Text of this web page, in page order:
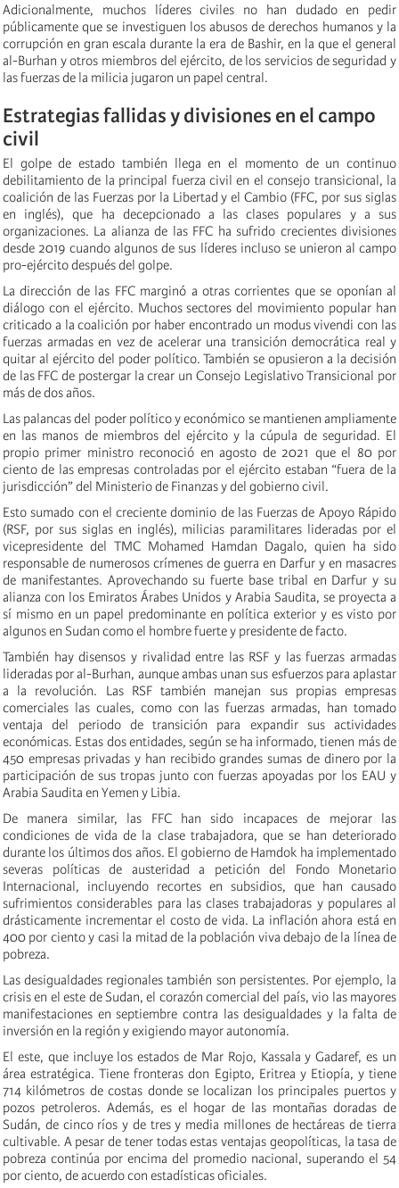
Adicionalmente, muchos líderes civiles no han dudado en pedir
públicamente que se investiguen los abusos de derechos humanos y la
corrupción en gran escala durante la era de Bashir, en la que el general
al-Burhan y otros miembros del ejército, de los servicios de seguridad y
las fuerzas de la milicia jugaron un papel central.
Estrategias fallidas y divisiones en el campo
civil
El golpe de estado también llega en el momento de un continuo
debilitamiento de la principal fuerza civil en el consejo transicional, la
coalición de las Fuerzas por la Libertad y el Cambio (FFC, por sus siglas
en inglés), que ha decepcionado a las clases populares y a sus
organizaciones. La alianza de las FFC ha sufrido crecientes divisiones
desde 2019 cuando algunos de sus líderes incluso se unieron al campo
pro-ejército después del golpe.
La dirección de las FFC marginó a otras corrientes que se oponían al
diálogo con el ejército. Muchos sectores del movimiento popular han
criticado a la coalición por haber encontrado un modus vivendi con las
fuerzas armadas en vez de acelerar una transición democrática real y
quitar al ejército del poder político. También se opusieron a la decisión
de las FFC de postergar la crear un Consejo Legislativo Transicional por
más de dos años.
Las palancas del poder político y económico se mantienen ampliamente
en las manos de miembros del ejército y la cúpula de seguridad. El
propio primer ministro reconoció en agosto de 2021 que el 80 por
ciento de las empresas controladas por el ejército estaban “fuera de la
jurisdicción” del Ministerio de Finanzas y del gobierno civil.
Esto sumado con el creciente dominio de las Fuerzas de Apoyo Rápido
(RSF, por sus siglas en inglés), milicias paramilitares lideradas por el
vicepresidente del TMC Mohamed Hamdan Dagalo, quien ha sido
responsable de numerosos crímenes de guerra en Darfur y en masacres
de manifestantes. Aprovechando su fuerte base tribal en Darfur y su
alianza con los Emiratos Árabes Unidos y Arabia Saudita, se proyecta a
sí mismo en un papel predominante en política exterior y es visto por
algunos en Sudan como el hombre fuerte y presidente de facto.
También hay disensos y rivalidad entre las RSF y las fuerzas armadas
lideradas por al-Burhan, aunque ambas unan sus esfuerzos para aplastar
a la revolución. Las RSF también manejan sus propias empresas
comerciales las cuales, como con las fuerzas armadas, han tomado
ventaja del periodo de transición para expandir sus actividades
económicas. Estas dos entidades, según se ha informado, tienen más de
450 empresas privadas y han recibido grandes sumas de dinero por la
participación de sus tropas junto con fuerzas apoyadas por los EAU y
Arabia Saudita en Yemen y Libia.
De manera similar, las FFC han sido incapaces de mejorar las
condiciones de vida de la clase trabajadora, que se han deteriorado
durante los últimos dos años. El gobierno de Hamdok ha implementado
severas políticas de austeridad a petición del Fondo Monetario
Internacional, incluyendo recortes en subsidios, que han causado
sufrimientos considerables para las clases trabajadoras y populares al
drásticamente incrementar el costo de vida. La inflación ahora está en
400 por ciento y casi la mitad de la población viva debajo de la línea de
pobreza.
Las desigualdades regionales también son persistentes. Por ejemplo, la
crisis en el este de Sudan, el corazón comercial del país, vio las mayores
manifestaciones en septiembre contra las desigualdades y la falta de
inversión en la región y exigiendo mayor autonomía.
El este, que incluye los estados de Mar Rojo, Kassala y Gadaref, es un
área estratégica. Tiene fronteras don Egipto, Eritrea y Etiopía, y tiene
714 kilómetros de costas donde se localizan los principales puertos y
pozos petroleros. Además, es el hogar de las montañas doradas de
Sudán, de cinco ríos y de tres y media millones de hectáreas de tierra
cultivable. A pesar de tener todas estas ventajas geopolíticas, la tasa de
pobreza continúa por encima del promedio nacional, superando el 54
por ciento, de acuerdo con estadísticas oficiales.